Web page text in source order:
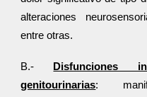
alteraciones
entre otras.
B.-
Disfunciones
genitourinarias: